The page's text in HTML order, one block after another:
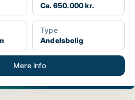
Ca. 650.000 kr.
Type
Andelsbolig
Mere info